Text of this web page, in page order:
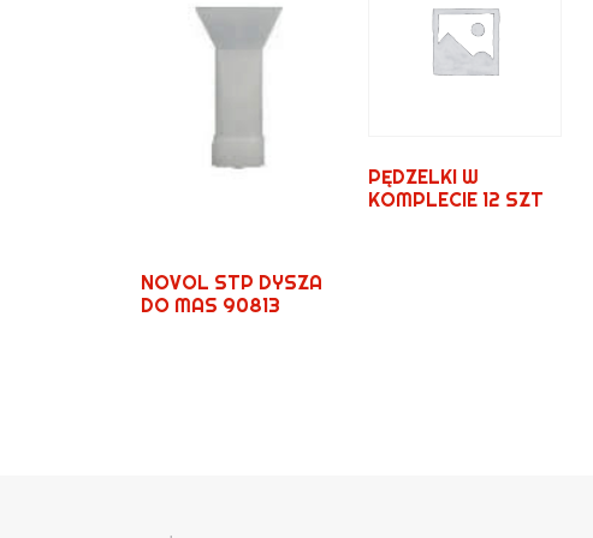
NOVOL STP DYSZA
DO MAS 90813
PĘDZELKI W
KOMPLECIE 12 SZT